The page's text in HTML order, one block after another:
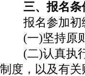
三、报名条
报名参加初级
(一)坚持原则
(二)认真执行
制度，以及有